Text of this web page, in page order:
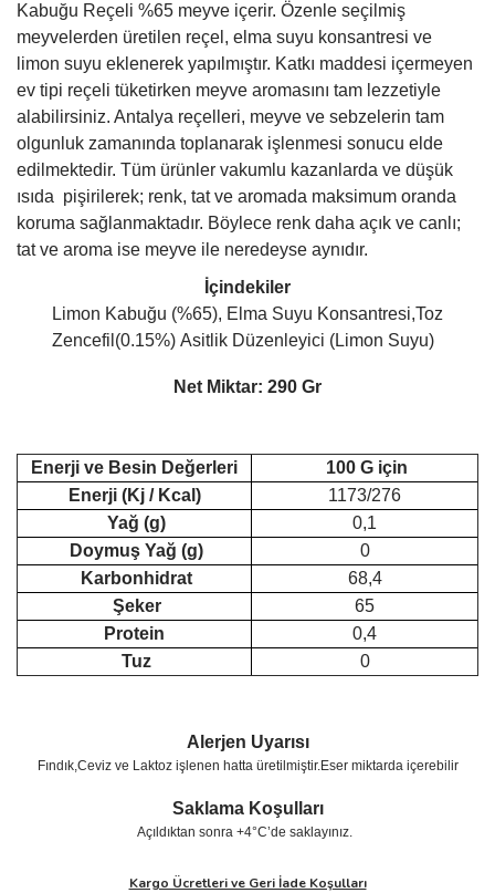
Kabuğu Reçeli %65 meyve içerir. Özenle seçilmiş
meyvelerden üretilen reçel, elma suyu konsantresi ve
limon suyu eklenerek yapılmıştır. Katkı maddesi içermeyen
ev tipi reçeli tüketirken meyve aromasını tam lezzetiyle
alabilirsiniz. Antalya reçelleri, meyve ve sebzelerin tam
olgunluk zamanında toplanarak işlenmesi sonucu elde
edilmektedir. Tüm ürünler vakumlu kazanlarda ve düşük
ısıda pişirilerek; renk, tat ve aromada maksimum oranda
koruma sağlanmaktadır. Böylece renk daha açık ve canlı;
tat ve aroma ise meyve ile neredeyse aynıdır.
İçindekiler
Limon Kabuğu (%65), Elma Suyu Konsantresi,Toz
Zencefil(0.15%) Asitlik Düzenleyici (Limon Suyu)
Net Miktar: 290 Gr
Enerji ve Besin Değerleri
100 G için
Enerji (Kj / Kcal)
1173/276
Yağ (g)
0,1
Doymuş Yağ (g)
0
Karbonhidrat
68,4
Şeker
65
Protein
0,4
Tuz
0
Alerjen Uyarısı
Fındık,Ceviz ve Laktoz işlenen hatta üretilmiştir.Eser miktarda içerebilir
Saklama Koşulları
Açıldıktan sonra +4°C’de saklayınız.
Kargo Ücretleri ve Geri İade Koşulları